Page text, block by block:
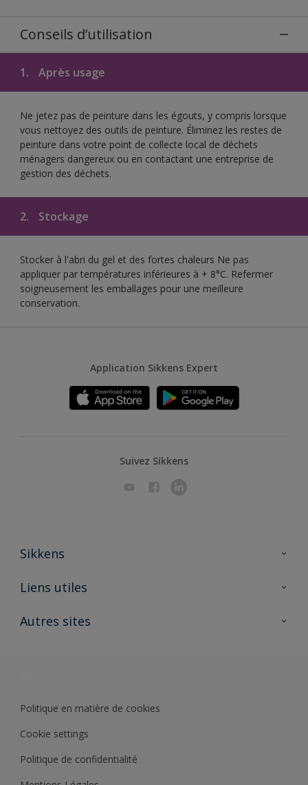
Conseils d’utilisation
1. Après usage
Ne jetez pas de peinture dans les égouts, y compris lorsque
vous nettoyez des outils de peinture. Éliminez les restes de
peinture dans votre point de collecte local de déchets
ménagers dangereux ou en contactant une entreprise de
gestion des déchets.
2. Stockage
Stocker à l'abri du gel et des fortes chaleurs Ne pas
appliquer par températures inférieures à + 8°C. Refermer
soigneusement les emballages pour une meilleure
conservation.
Application Sikkens Expert
Suivez Sikkens
Sikkens
A propos de Sikkens
Liens utiles
Ouvrir un magasin PASS
Autres sites
Politique en matière de cookies
Cookie settings
Politique de confidentialité